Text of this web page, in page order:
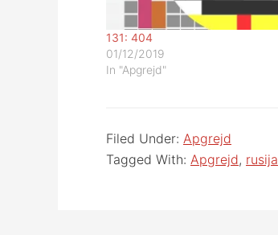
131: 404
01/12/2019
In "Apgrejd"
Filed Under: Apgrejd
Tagged With: Apgrejd, rusija